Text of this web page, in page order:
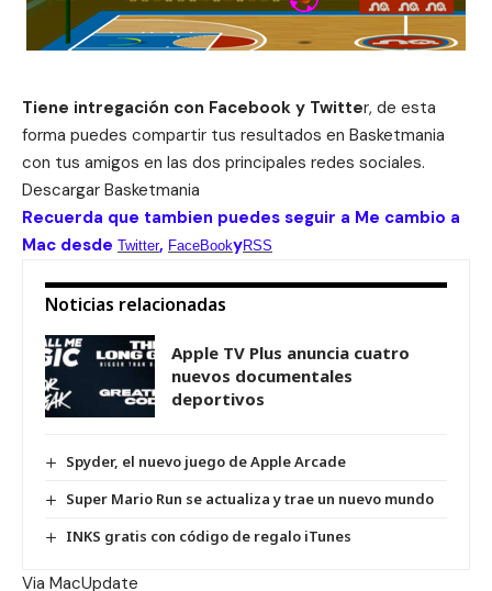
Tiene intregación con Facebook y Twitter, de esta
forma puedes compartir tus resultados en Basketmania
con tus amigos en las dos principales redes sociales.
Descargar Basketmania
Recuerda que tambien puedes seguir a Me cambio a
Mac desde Twitter, FaceBookyRSS
Noticias relacionadas
Apple TV Plus anuncia cuatro
nuevos documentales
deportivos
Spyder, el nuevo juego de Apple Arcade
Super Mario Run se actualiza y trae un nuevo mundo
INKS gratis con código de regalo iTunes
Via MacUpdate